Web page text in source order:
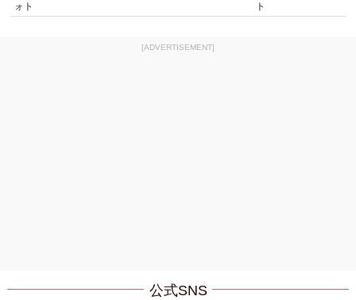
ォト
ト
[ADVERTISEMENT]
公式SNS